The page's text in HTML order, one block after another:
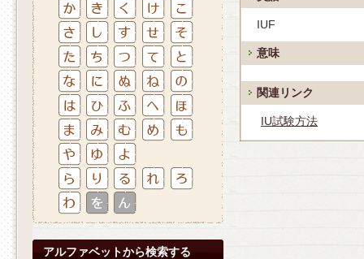
アルファベットから検索する
IUF
意味
関連リンク
IU試験方法